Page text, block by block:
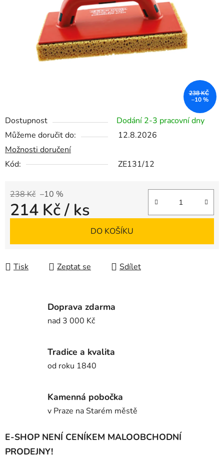
Dostupnost
Dodání 2-3 pracovní dny
Můžeme doručit do:
12.8.2026
Možnosti doručení
Kód:
ZE131/12
238 Kč –10 %
214 Kč/ ks
DO KOŠÍKU
Tisk Zeptat se Sdílet
238 KČ
–10 %
Doprava zdarma
nad 3 000 Kč
Tradice a kvalita
od roku 1840
Kamenná pobočka
v Praze na Starém městě
E-SHOP NENÍ CENÍKEM MALOOBCHODNÍ
PRODEJNY!